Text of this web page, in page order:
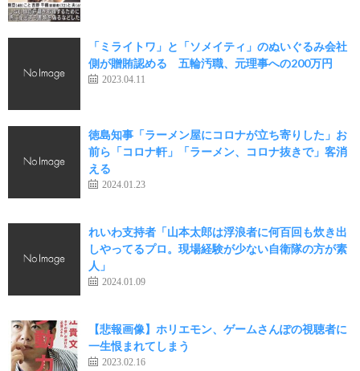
「ミライトワ」と「ソメイティ」のぬいぐるみ会社
側が贈賄認める 五輪汚職、元理事への200万円
2023.04.11
徳島知事「ラーメン屋にコロナが立ち寄りした」お
前ら「コロナ軒」「ラーメン、コロナ抜きで」客消
える
2024.01.23
れいわ支持者「山本太郎は浮浪者に何百回も炊き出
しやってるプロ。現場経験が少ない自衛隊の方が素
人」
2024.01.09
【悲報画像】ホリエモン、ゲームさんぽの視聴者に
一生恨まれてしまう
2023.02.16